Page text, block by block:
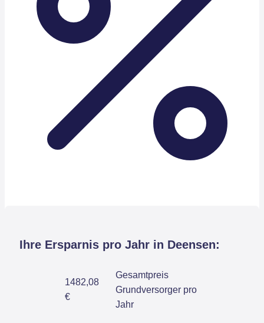
Ihre Ersparnis pro Jahr in Deensen:
1482,08
€
Gesamtpreis
Grundversorger pro
Jahr